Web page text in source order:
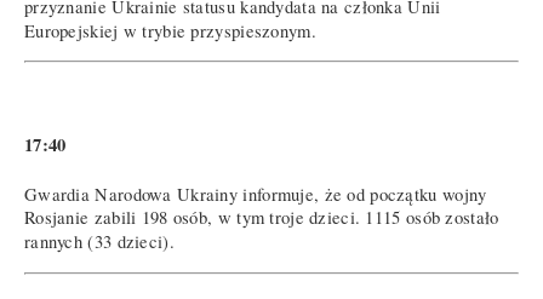
przyznanie Ukrainie statusu kandydata na członka Unii
Europejskiej w trybie przyspieszonym.
17:40
Gwardia Narodowa Ukrainy informuje, że od początku wojny
Rosjanie zabili 198 osób, w tym troje dzieci. 1115 osób zostało
rannych (33 dzieci).